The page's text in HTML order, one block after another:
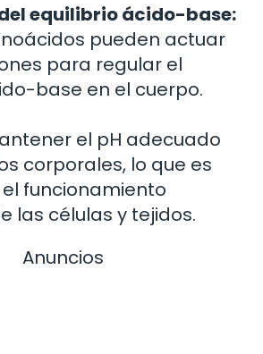
equilibrio ácido-base:
pueden actuar
para regular el
base en el cuerpo.
el pH adecuado
corporales, lo que es
funcionamiento
las células y tejidos.
Anuncios